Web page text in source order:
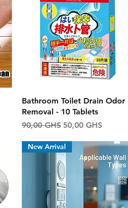
Aperçu rapide
Bathroom Toilet Drain Odor
Removal - 10 Tablets
Prix original
90,00 GHS Prix promotionnel
50,00 GHS
New Arrival